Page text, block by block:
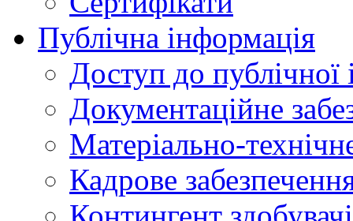
Публічна інформація
Доступ до публічної
Документаційне
Матеріально-
Кадрове